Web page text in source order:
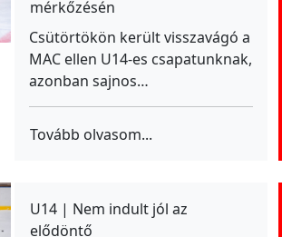
mérkőzésén
Csütörtökön került visszavágó a
MAC ellen U14-es csapatunknak,
azonban sajnos…
Tovább olvasom...
U14 | Nem indult jól az
elődöntő